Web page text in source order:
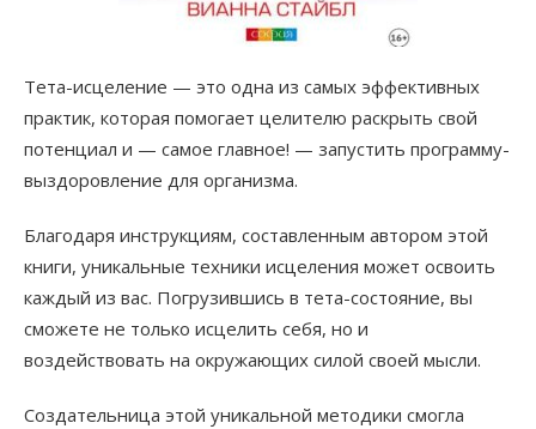
Тета-исцеление — это одна из самых эффективных
практик, которая помогает целителю раскрыть свой
потенциал и — самое главное! — запустить программу-
выздоровление для организма.
Благодаря инструкциям, составленным автором этой
книги, уникальные техники исцеления может освоить
каждый из вас. Погрузившись в тета-состояние, вы
сможете не только исцелить себя, но и
воздействовать на окружающих силой своей мысли.
Создательница этой уникальной методики смогла